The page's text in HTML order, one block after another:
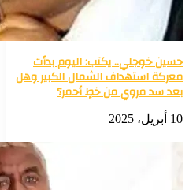
حسين خوجلي.. يكتب: اليوم بدأت
معركة استهداف الشمال الكبير وهل
بعد سد مروي من خطٍ أحمر؟
10 أبريل، 2025